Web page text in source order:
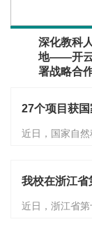
深化教科
地——开云
署战略合
27个项目获
近日，国家自然
我校在浙江省
近日，浙江省第